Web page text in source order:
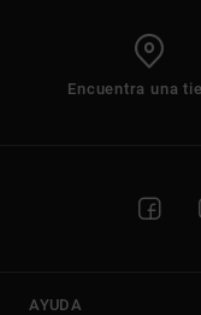
Encuentra una
AYUDA